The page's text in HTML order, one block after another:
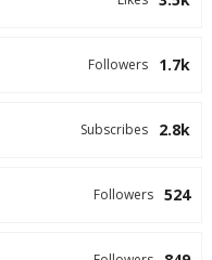
1.7k
Followers
2.8k
Subscribes
524
Followers